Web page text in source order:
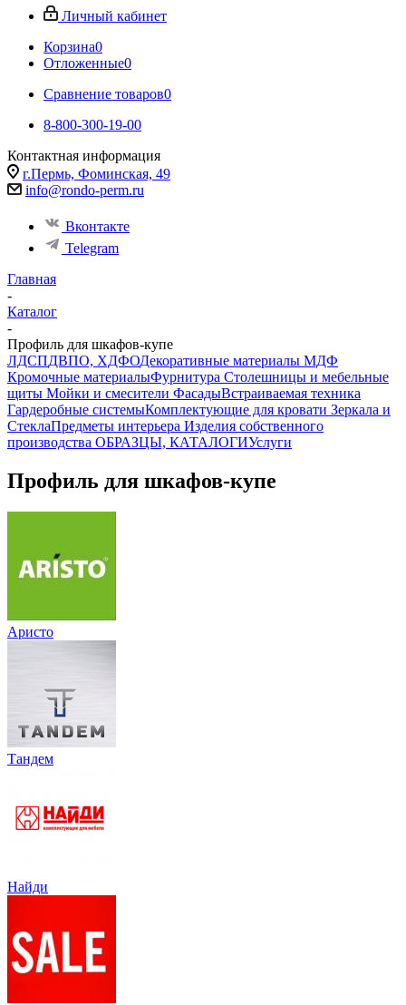
Личный кабинет
Корзина0
Отложенные0
Сравнение товаров0
8-800-300-19-00
Контактная информация
г.Пермь, Фоминская, 49
info@rondo-perm.ru
Вконтакте
Telegram
Главная
-
Каталог
-
Профиль для шкафов-купе
ЛДСПДВПО, ХДФОДекоративные материалы МДФ
Кромочные материалыФурнитура Столешницы и мебельные
щиты Мойки и смесители ФасадыВстраиваемая техника
Гардеробные системыКомплектующие для кровати Зеркала и
СтеклаПредметы интерьера Изделия собственного
производства ОБРАЗЦЫ, КАТАЛОГИУслуги
Профиль для шкафов-купе
Аристо
Тандем
Найди